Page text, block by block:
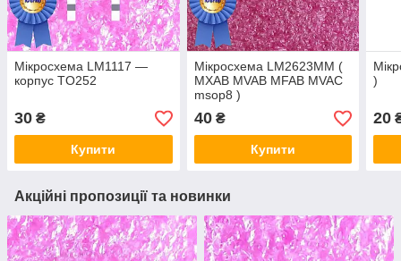
Мікросхема LM1117 —
корпус TO252
30 ₴
Купити
Мікросхема LM2623MM (
MXAB MVAB MFAB MVAC
msop8 )
40₴
Купити
)
20
Акційні пропозиції та новинки